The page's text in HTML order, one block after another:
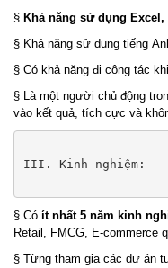
§ Khả năng sử dụng
§ Khả năng sử dụng tiếng
§ Có khả năng đi công tác
§ Là một người chủ động
vào kết quả, tích cực và
III. Kinh nghiệm:
§ Có ít nhất 5 năm kinh
Retail, FMCG, E-commerce
§ Từng tham gia các dự án